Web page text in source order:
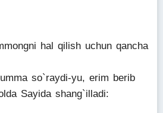
hal qilish uchun qancha
so`raydi-yu, erim berib
Sayida shang`illadi: